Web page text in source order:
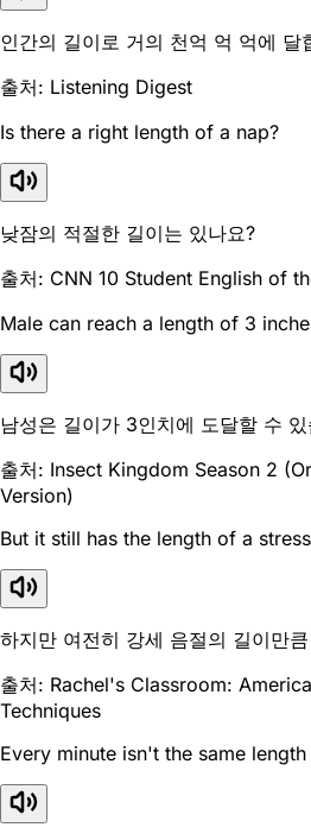
인간의 길이로 거의 천억 억 억에 달
출처: Listening Digest
Is there a right length of a nap?
낮잠의 적절한 길이는 있나요?
출처: CNN 10 Student English of
Male can reach a length of 3
남성은 길이가 3인치에 도달할 수
출처: Insect Kingdom Season 2
Version)
But it still has the length of a
하지만 여전히 강세 음절의 길이만
출처: Rachel's Classroom:
Techniques
Every minute isn't the same